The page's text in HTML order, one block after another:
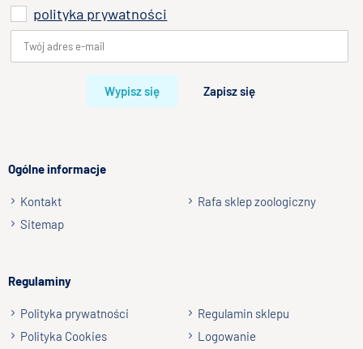
polityka prywatności
Wypisz się Zapisz się
Ogólne informacje
Kontakt
Rafa sklep zoologiczny
Sitemap
Regulaminy
Polityka prywatności
Regulamin sklepu
Polityka Cookies
Logowanie